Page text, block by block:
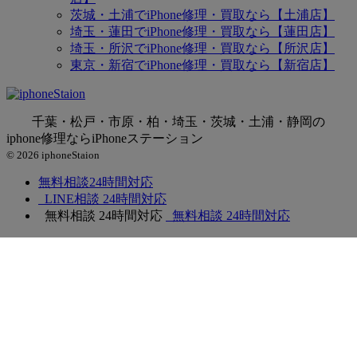
茨城・土浦でiPhone修理・買取なら【土浦店】
埼玉・蓮田でiPhone修理・買取なら【蓮田店】
埼玉・所沢でiPhone修理・買取なら【所沢店】
東京・新宿でiPhone修理・買取なら【新宿店】
千葉・松戸・市原・柏・埼玉・茨城・土浦・静岡の
iphone修理ならiPhoneステーション
© 2026 iphoneStaion
無料相談24時間対応
LINE相談 24時間対応
無料相談 24時間対応 無料相談 24時間対応